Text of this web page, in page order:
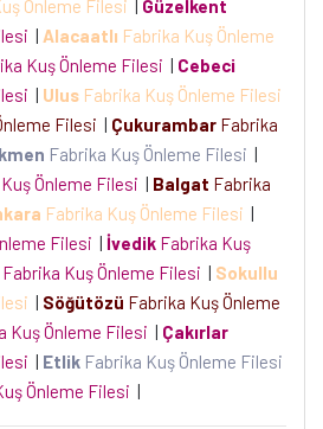
Önleme Filesi | Güzelkent
| Alacaatlı Fabrika Kuş Önleme
Kuş Önleme Filesi | Cebeci
| Ulus Fabrika Kuş Önleme Filesi
Filesi | Çukurambar Fabrika
Fabrika Kuş Önleme Filesi |
Önleme Filesi | Balgat Fabrika
Fabrika Kuş Önleme Filesi |
Filesi | İvedik Fabrika Kuş
Fabrika Kuş Önleme Filesi | Sokullu
| Söğütözü Fabrika Kuş Önleme
Kuş Önleme Filesi | Çakırlar
| Etlik Fabrika Kuş Önleme Filesi
Önleme Filesi |